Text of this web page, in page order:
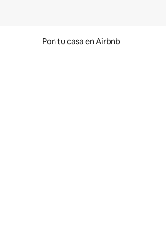
Pon tu casa en Airbnb